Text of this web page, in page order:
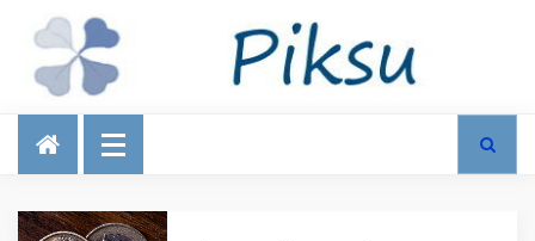
Talous